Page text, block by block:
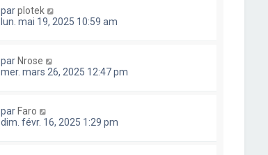
parplotek
lun. mai 19, 2025 10:59 am
par Nrose
mer. mars 26, 2025 12:47 pm
par Faro
dim. févr. 16, 2025 1:29 pm